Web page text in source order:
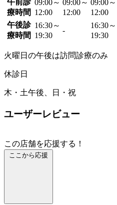
療時間
09:00～
12:00
09:00～
12:00
09:00～
12:00
午後診
療時間
16:30～
19:30
-
16:30～
19:30
火曜日の午後は訪問診療のみ
休診日
木・土午後、日・祝
ユーザーレビュー
この店舗を応援する！
ここから応援